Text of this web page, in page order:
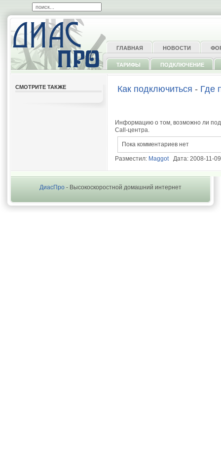
ГЛАВНАЯ НОВОСТИ
ТАРИФЫ ПОДКЛЮЧЕНИЕ
СМОТРИТЕ ТАКЖЕ Как подключиться - Где
Информацию о том, возможно ли
Call-центра.
Пока комментариев нет
Разместил: MaggotДата: 2008-11-
ДиасПро - Высокоскоростной домашний интернет